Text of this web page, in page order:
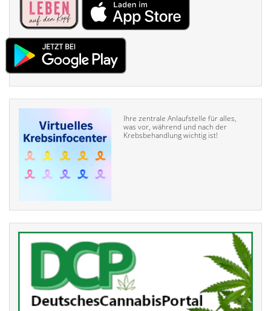
Ihre zentrale Anlaufstelle für alles,
was vor, während und nach der
Krebsbehandlung wichtig ist!